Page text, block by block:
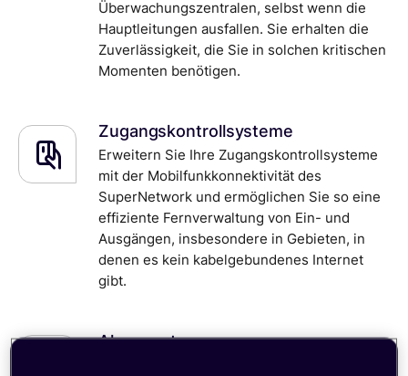
Überwachungszentralen, selbst wenn die
Hauptleitungen ausfallen. Sie erhalten die
Zuverlässigkeit, die Sie in solchen kritischen
Momenten benötigen.
Zugangskontrollsysteme
Erweitern Sie Ihre Zugangskontrollsysteme
mit der Mobilfunkkonnektivität des
SuperNetwork und ermöglichen Sie so eine
effiziente Fernverwaltung von Ein- und
Ausgängen, insbesondere in Gebieten, in
denen es kein kabelgebundenes Internet
gibt.
Alarmsysteme